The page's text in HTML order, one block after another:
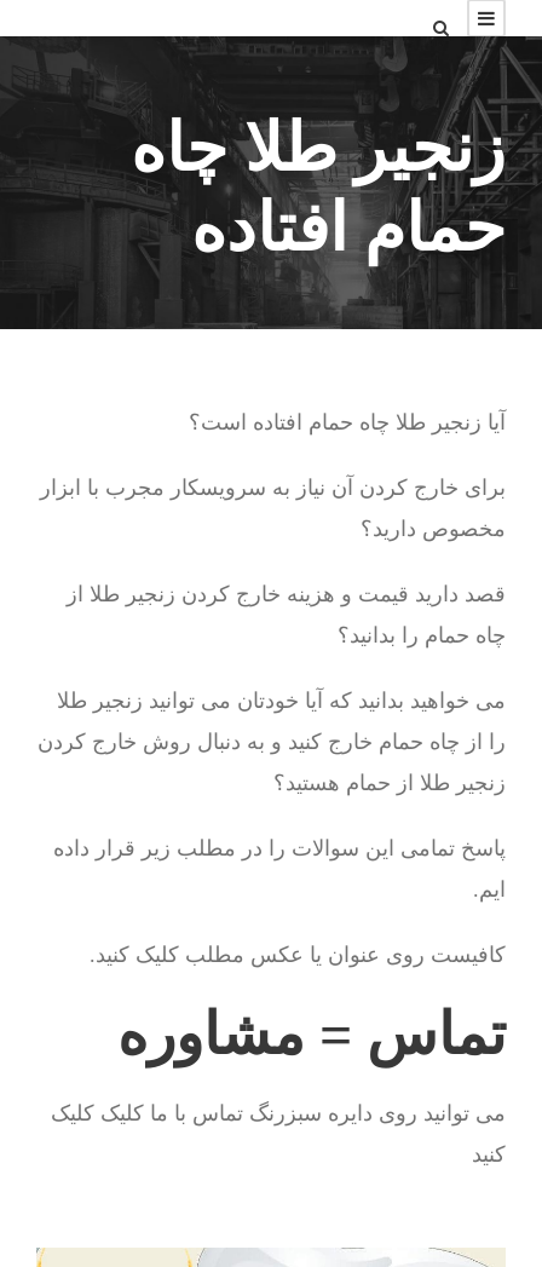
زنجیر طلا چاه
حمام افتاده
آیا زنجیر طلا چاه حمام افتاده است؟
برای خارج کردن آن نیاز به سرویسکار مجرب با ابزار
مخصوص دارید؟
قصد دارید قیمت و هزینه خارج کردن زنجیر طلا از
چاه حمام را بدانید؟
می خواهید بدانید که آیا خودتان می توانید زنجیر طلا
را از چاه حمام خارج کنید و به دنبال روش خارج کردن
زنجیر طلا از حمام هستید؟
پاسخ تمامی این سوالات را در مطلب زیر قرار داده
ایم.
کافیست روی عنوان یا عکس مطلب کلیک کنید.
تماس = مشاوره
می توانید روی دایره سبزرنگ تماس با ما کلیک کلیک
کنید